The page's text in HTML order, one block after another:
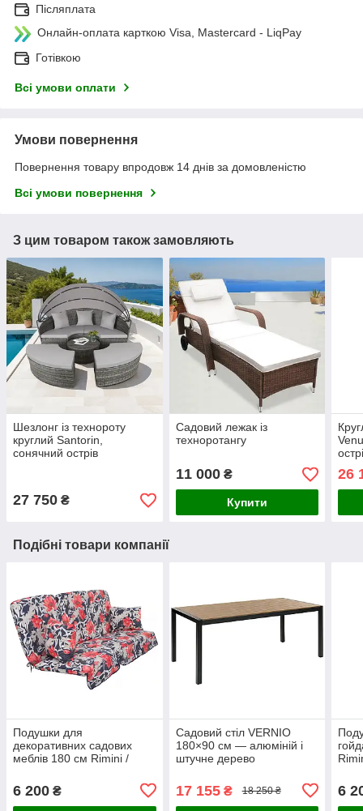
Післяплата
Онлайн-оплата карткою Visa, Mastercard - LiqPay
Готівкою
Всі умови оплати
Умови повернення
Повернення товару впродовж 14 днів за домовленістю
Всі умови повернення
З цим товаром також замовляють
Шезлонг із технороту
круглий Santorin,
сонячний острів
27 750 ₴
Садовий лежак із
техноротангу
11 000₴
Купити
26
Подібні товари компанії
Подушки для
декоративних садових
меблів 180 см Rimini /
6 200 ₴
Садовий стіл VERNIO
180×90 см — алюміній і
штучне дерево
17 155₴ 18 250 ₴ 6